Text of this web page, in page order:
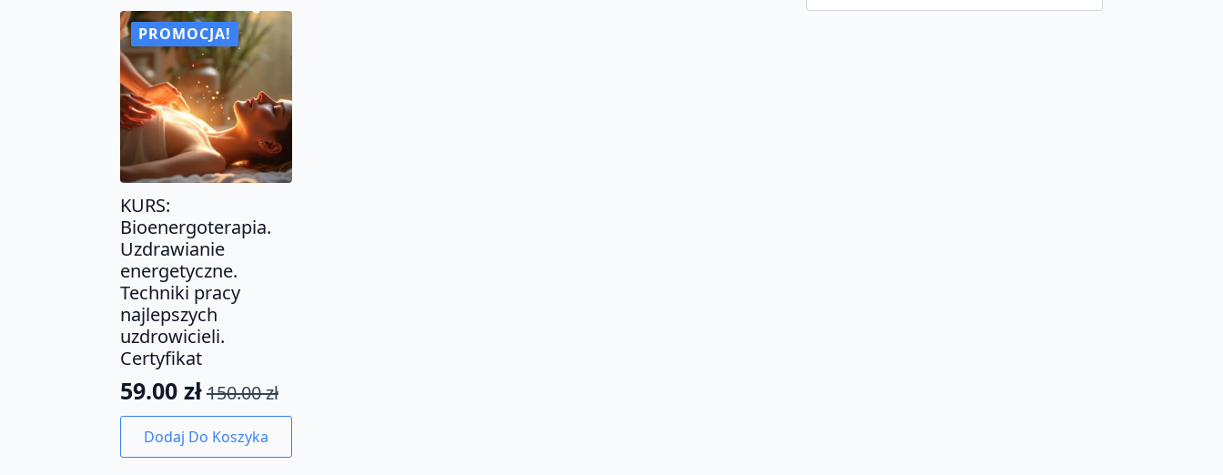
PROMOCJA!
KURS:
Bioenergoterapia.
Uzdrawianie
energetyczne.
Techniki pracy
najlepszych
uzdrowicieli.
Certyfikat
150.00zł
Pierwotna
cena
wynosiła:
59.00 zł
Aktualna
cena
wynosi:
Dodaj Do Koszyka